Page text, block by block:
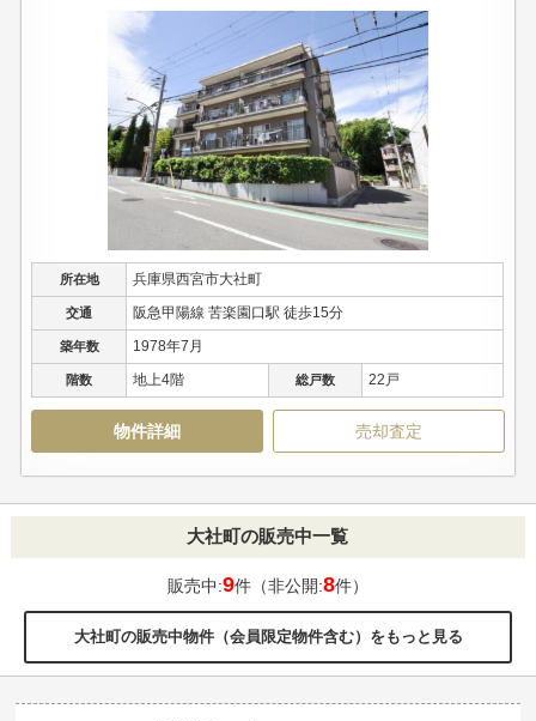
所在地 兵庫県西宮市大社町
交通 阪急甲陽線 苦楽園口駅 徒歩15分
築年数 1978年7月
階数 地上4階 総戸数 22戸
物件詳細 売却査定
大社町の販売中一覧
販売中:9件（非公開:8件）
大社町の販売中物件（会員限定物件含む）をもっと見る